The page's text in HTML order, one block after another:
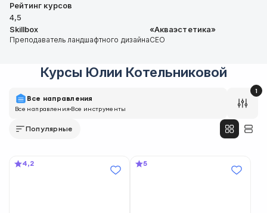
Рейтинг курсов
4,5
Skillbox
Преподаватель ландшафтного дизайна
«Акваэстетика»
CEO
Курсы Юлии Котельниковой
Все направления
Все направленияВсе инструменты
1
Популярные
4,2 5